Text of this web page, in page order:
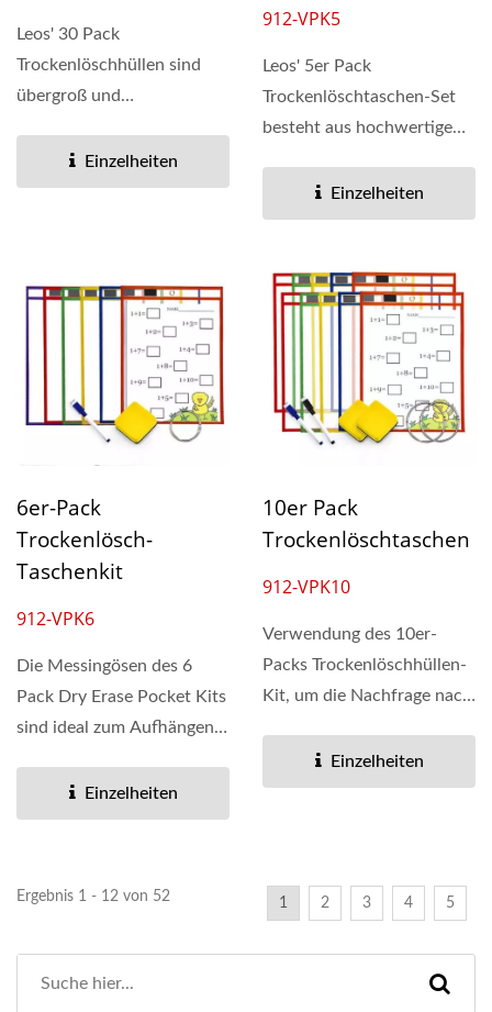
Leos' 30 Pack
Trockenlöschhüllen sind
übergroß und
Größe der
wiederverwendbaren...
Einzelheiten
912-VPK5
Leos' 5er Pack
Trockenlöschtaschen-Set
besteht aus hochwertigem
Kanten....Einzelheiten
6er-Pack
Trockenlösch-
Taschenkit
912-VPK6
Die Messingösen des 6
Pack Dry Erase Pocket Kits
sind ideal zum Aufhängen
Einzelheiten
10er Pack
Trockenlöschtaschen
912-VPK10
Verwendung des 10er-
Packs Trockenlöschhüllen-
Kit, um die Nachfrage nach
Einzelheiten
Ergebnis 1 - 12 von 52 1 2 3 4 5